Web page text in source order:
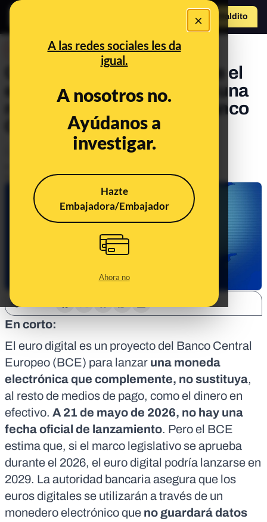
×
A las redes sociales les da
igual.
A nosotros no.
Ayúdanos a
investigar.
Hazte
Embajadora/Embajador
Ahora no
Hazte Maldito
Qué se sabe y qué no sobre el
euro digital, el proyecto de una
moneda electrónica del Banco
Central Europeo
Tecnología
Actualizado elMay 21, 2026, 1:25:00 PM
En corto:
El euro digital es un proyecto del Banco Central
Europeo (BCE) para lanzar una moneda
electrónica que complemente, no sustituya,
al resto de medios de pago, como el dinero en
efectivo. A 21 de mayo de 2026, no hay una
fecha oficial de lanzamiento. Pero el BCE
estima que, si el marco legislativo se aprueba
durante el 2026, el euro digital podría lanzarse en
2029. La autoridad bancaria asegura que los
euros digitales se utilizarán a través de un
monedero electrónico que no guardará datos